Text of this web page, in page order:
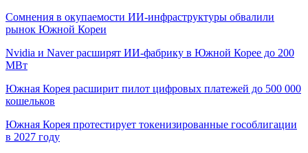
Сомнения в окупаемости ИИ-инфраструктуры обвалили
рынок Южной Кореи
Nvidia и Naver расширят ИИ-фабрику в Южной Корее до 200
МВт
Южная Корея расширит пилот цифровых платежей до 500 000
кошельков
Южная Корея протестирует токенизированные гособлигации
в 2027 году